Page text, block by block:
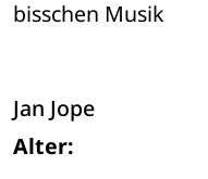
bisschen Musik
Jan Jope
Alter: